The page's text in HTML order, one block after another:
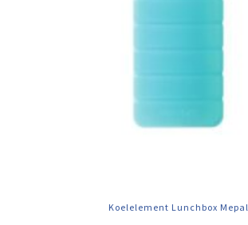
Koelelement Lunchbox Mepal